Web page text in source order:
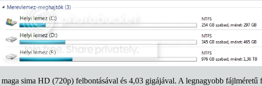
sima HD (720p) felbontásával és 4,03 gigájával. A legnagyobb fájlméretű